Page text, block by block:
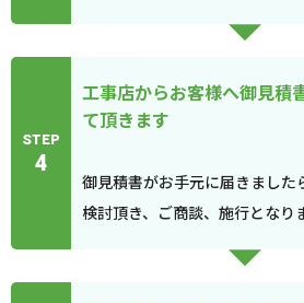
STEP
4
工事店からお客様へ御見積
て頂きます
御見積書がお手元に届きました
検討頂き、ご商談、施行となり